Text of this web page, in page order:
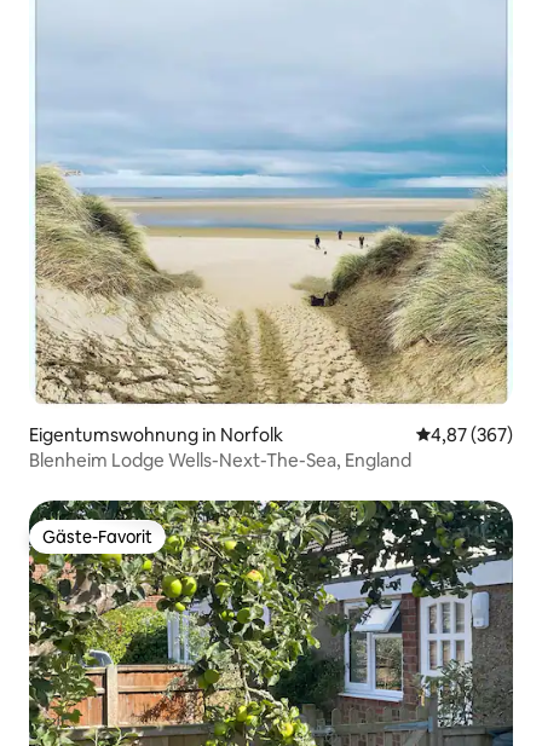
Eigentumswohnung in Norfolk
4,87 (367)
Blenheim Lodge Wells-Next-The-Sea, England
Gäste-Favorit
Gäste-Favorit